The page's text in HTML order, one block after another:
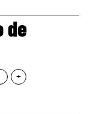
de
+